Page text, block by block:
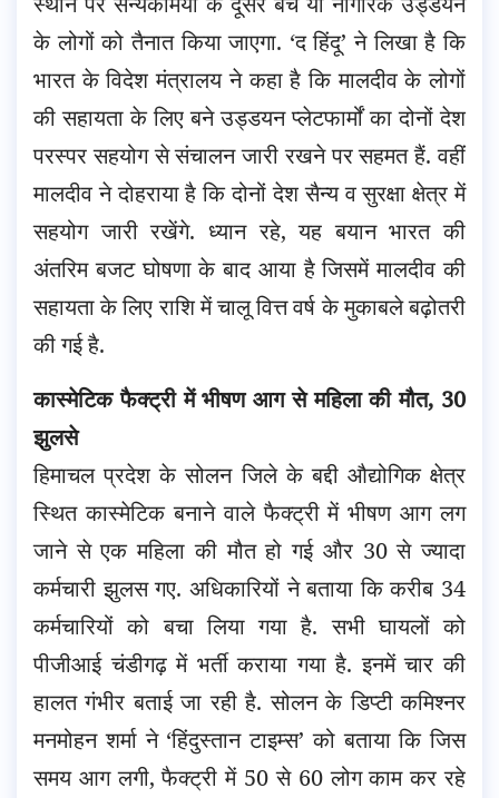
के लोगों को तैनात किया जाएगा. ‘द हिंदू’ ने लिखा है कि
भारत के विदेश मंत्रालय ने कहा है कि मालदीव के लोगों
की सहायता के लिए बने उड्डयन प्लेटफार्मों का दोनों देश
परस्पर सहयोग से संचालन जारी रखने पर सहमत हैं. वहीं
मालदीव ने दोहराया है कि दोनों देश सैन्य व सुरक्षा क्षेत्र में
सहयोग जारी रखेंगे. ध्यान रहे, यह बयान भारत की
अंतरिम बजट घोषणा के बाद आया है जिसमें मालदीव की
सहायता के लिए राशि में चालू वित्त वर्ष के मुकाबले बढ़ोतरी
की गई है.
कास्मेटिक फैक्ट्री में भीषण आग से महिला की मौत, 30
झुलसे
हिमाचल प्रदेश के सोलन जिले के बद्दी औद्योगिक क्षेत्र
स्थित कास्मेटिक बनाने वाले फैक्ट्री में भीषण आग लग
जाने से एक महिला की मौत हो गई और 30 से ज्यादा
कर्मचारी झुलस गए. अधिकारियों ने बताया कि करीब 34
कर्मचारियों को बचा लिया गया है. सभी घायलों को
पीजीआई चंडीगढ़ में भर्ती कराया गया है. इनमें चार की
हालत गंभीर बताई जा रही है. सोलन के डिप्टी कमिश्नर
मनमोहन शर्मा ने ‘हिंदुस्तान टाइम्स’ को बताया कि जिस
समय आग लगी, फैक्ट्री में 50 से 60 लोग काम कर रहे